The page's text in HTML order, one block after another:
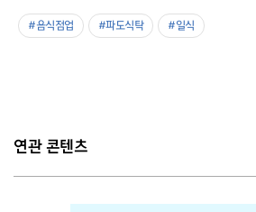
#음식점업 #파도식탁 #일식
연관 콘텐츠